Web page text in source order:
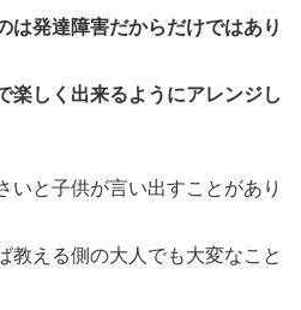
は発達障害だからだけではあり
楽しく出来るようにアレンジし
いと子供が言い出すことがあり
教える側の大人でも大変なこと